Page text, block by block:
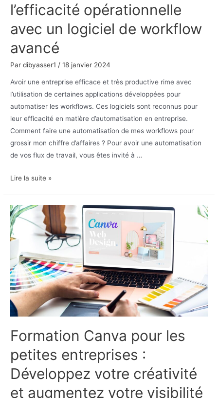
2021
Quel
est
meilleur
choix
?
l’efficacité opérationnelle
avec un logiciel de workflow
avancé
Pardibyasser1 /18 janvier 2024
Avoir une entreprise efficace et très productive rime avec
l’utilisation de certaines applications développées pour
automatiser les workflows. Ces logiciels sont reconnus pour
leur efficacité en matière d’automatisation en entreprise.
Comment faire une automatisation de mes workflows pour
grossir mon chiffre d’affaires ? Pour avoir une automatisation
de vos flux de travail, vous êtes invité à …
Automatiser
de
travail
:
comment
maximiser
l’efficacité
opérationnelle
avec
un
de
workflow
avancé
Lire la suite »
Formation Canva pour les
petites entreprises :
Développez votre créativité
et augmentez votre visibilité